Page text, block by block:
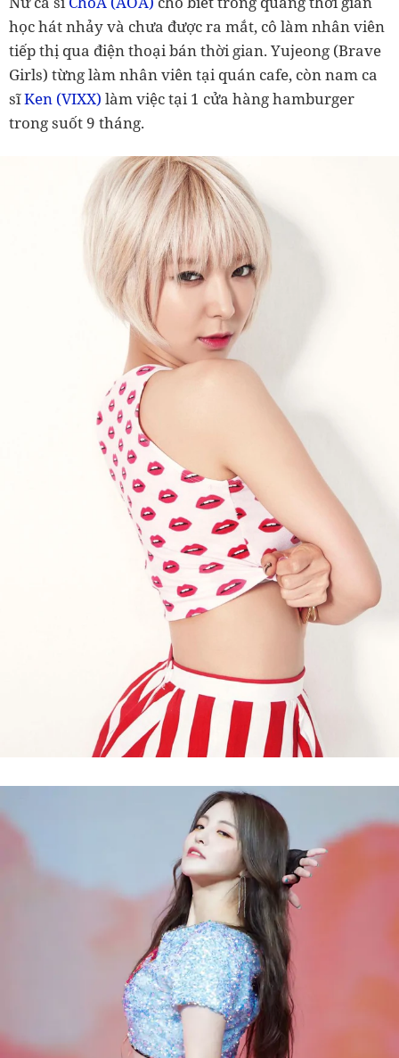
học hát nhảy và chưa được ra mắt, cô làm nhân viên
tiếp thị qua điện thoại bán thời gian. Yujeong (Brave
Girls) từng làm nhân viên tại quán cafe, còn nam ca
sĩKen (VIXX) làm việc tại 1 cửa hàng hamburger
trong suốt 9 tháng.